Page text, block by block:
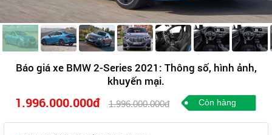
Báo giá xe BMW 2-Series 2021: Thông số, hình ảnh,
khuyến mại.
1.996.000.000đ 1.996.000.000đ Còn hàng